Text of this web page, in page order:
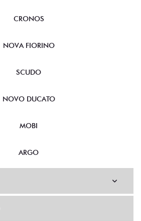
CRONOS
NOVA FIORINO
SCUDO
NOVO DUCATO
MOBI
ARGO